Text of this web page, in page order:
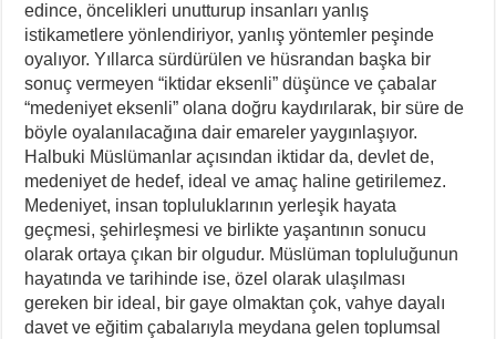
edince, öncelikleri unutturup insanları yanlış
istikametlere yönlendiriyor, yanlış yöntemler peşinde
oyalıyor. Yıllarca sürdürülen ve hüsrandan başka bir
sonuç vermeyen “iktidar eksenli” düşünce ve çabalar
“medeniyet eksenli” olana doğru kaydırılarak, bir süre de
böyle oyalanılacağına dair emareler yaygınlaşıyor.
Halbuki Müslümanlar açısından iktidar da, devlet de,
medeniyet de hedef, ideal ve amaç haline getirilemez.
Medeniyet, insan topluluklarının yerleşik hayata
geçmesi, şehirleşmesi ve birlikte yaşantının sonucu
olarak ortaya çıkan bir olgudur. Müslüman topluluğunun
hayatında ve tarihinde ise, özel olarak ulaşılması
gereken bir ideal, bir gaye olmaktan çok, vahye dayalı
davet ve eğitim çabalarıyla meydana gelen toplumsal